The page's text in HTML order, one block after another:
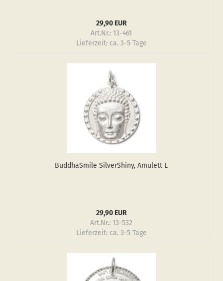
29,90 EUR
Art.Nr.: 13-461
Lieferzeit: ca. 3-5 Tage
Bud­dha­Smi­le Sil­verS­hiny, Amu­lett L
29,90 EUR
Art.Nr.: 13-532
Lieferzeit: ca. 3-5 Tage